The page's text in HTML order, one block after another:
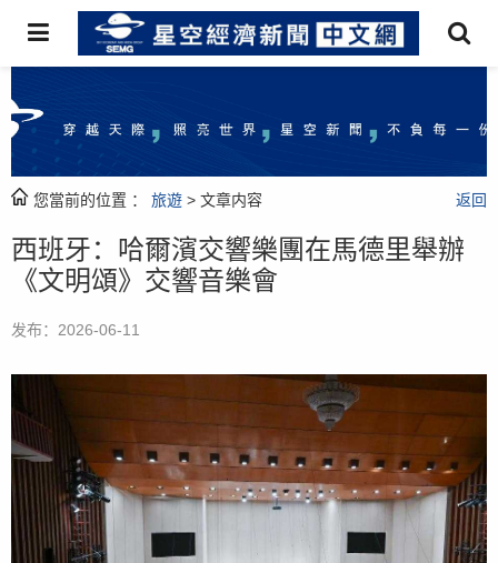
您當前的位置 ： 旅遊 > 文章内容 返回
西班牙：哈爾濱交響樂團在馬德里舉辦
《文明頌》交響音樂會
发布：2026-06-11